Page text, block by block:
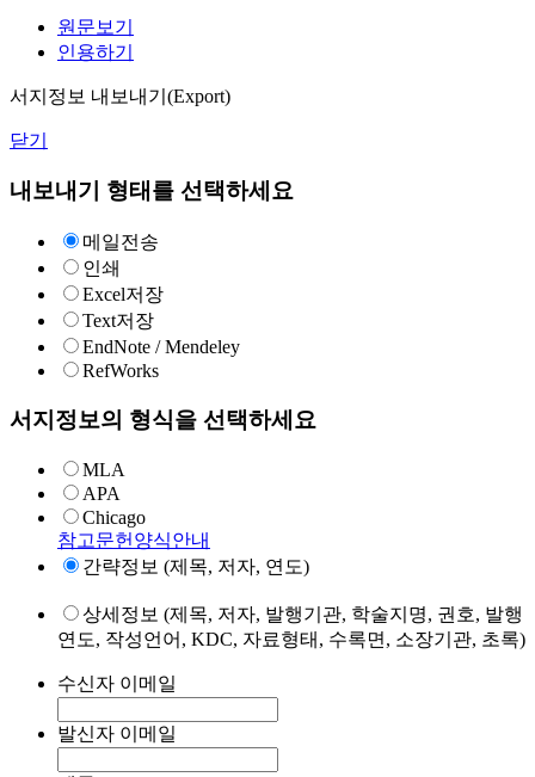
원문보기
인용하기
서지정보 내보내기(Export)
닫기
내보내기 형태를 선택하세요
메일전송
인쇄
Excel저장
Text저장
EndNote / Mendeley
RefWorks
서지정보의 형식을 선택하세요
MLA
APA
Chicago
참고문헌양식안내
간략정보 (제목, 저자, 연도)
상세정보 (제목, 저자, 발행기관, 학술지명, 권호, 발행
연도, 작성언어, KDC, 자료형태, 수록면, 소장기관, 초록)
수신자 이메일
발신자 이메일